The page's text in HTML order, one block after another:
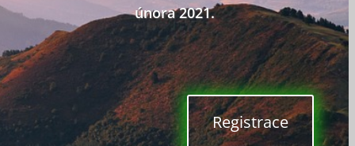
února 2021.
Registrace